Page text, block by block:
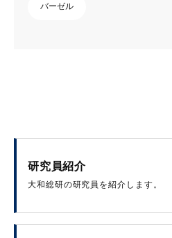
バーゼル
研究員紹介
大和総研の研究員を紹介します。